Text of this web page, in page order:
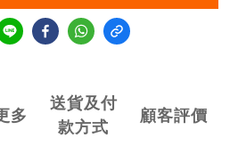
多
送貨及付
款方式
顧客評價